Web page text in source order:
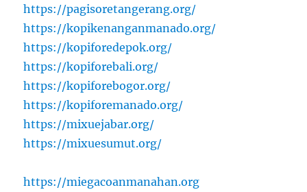
https://pagisoretangerang.org/
https://kopikenanganmanado.org/
https://kopiforedepok.org/
https://kopiforebali.org/
https://kopiforebogor.org/
https://kopiforemanado.org/
https://mixuejabar.org/
https://mixuesumut.org/
https://miegacoanmanahan.org